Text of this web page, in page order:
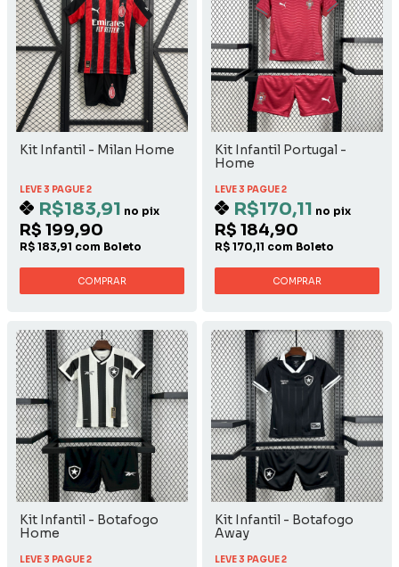
Kit Infantil - Milan Home
LEVE 3 PAGUE 2
R$183,91 no pix
R$ 199,90
R$ 183,91 com Boleto
COMPRAR
Kit Infantil Portugal -
Home
LEVE 3 PAGUE 2
R$170,11 no pix
R$ 184,90
R$ 170,11 com Boleto
COMPRAR
Kit Infantil - Botafogo
Home
LEVE 3 PAGUE 2
Kit Infantil - Botafogo
Away
LEVE 3 PAGUE 2